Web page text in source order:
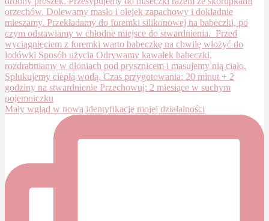
Mały wgląd w nową identyfikację mojej działalności